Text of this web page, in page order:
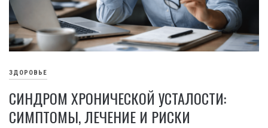
ЗДОРОВЬЕ
СИНДРОМ ХРОНИЧЕСКОЙ УСТАЛОСТИ:
СИМПТОМЫ, ЛЕЧЕНИЕ И РИСКИ